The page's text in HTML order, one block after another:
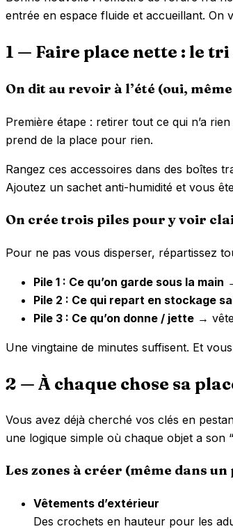
entrée en espace fluide et accueillant. On
1 — Faire place nette : le
On dit au revoir à l’été (oui,
Première étape : retirer tout ce qui n’a
prend de la place pour rien.
Rangez ces accessoires dans des boîtes
Ajoutez un sachet anti-humidité et vous
On crée trois piles pour y voir
Pour ne pas vous disperser, répartissez
Pile 1 : Ce qu’on garde sous la main
Pile 2 : Ce qui repart en stockage
Pile 3 : Ce qu’on donne / jette →
Une vingtaine de minutes suffisent. Et
2 — À chaque chose sa
Vous avez déjà cherché vos clés en
une logique simple où chaque objet a son
Les zones à créer (même dans
Vêtements d’extérieur
Des crochets en hauteur pour les